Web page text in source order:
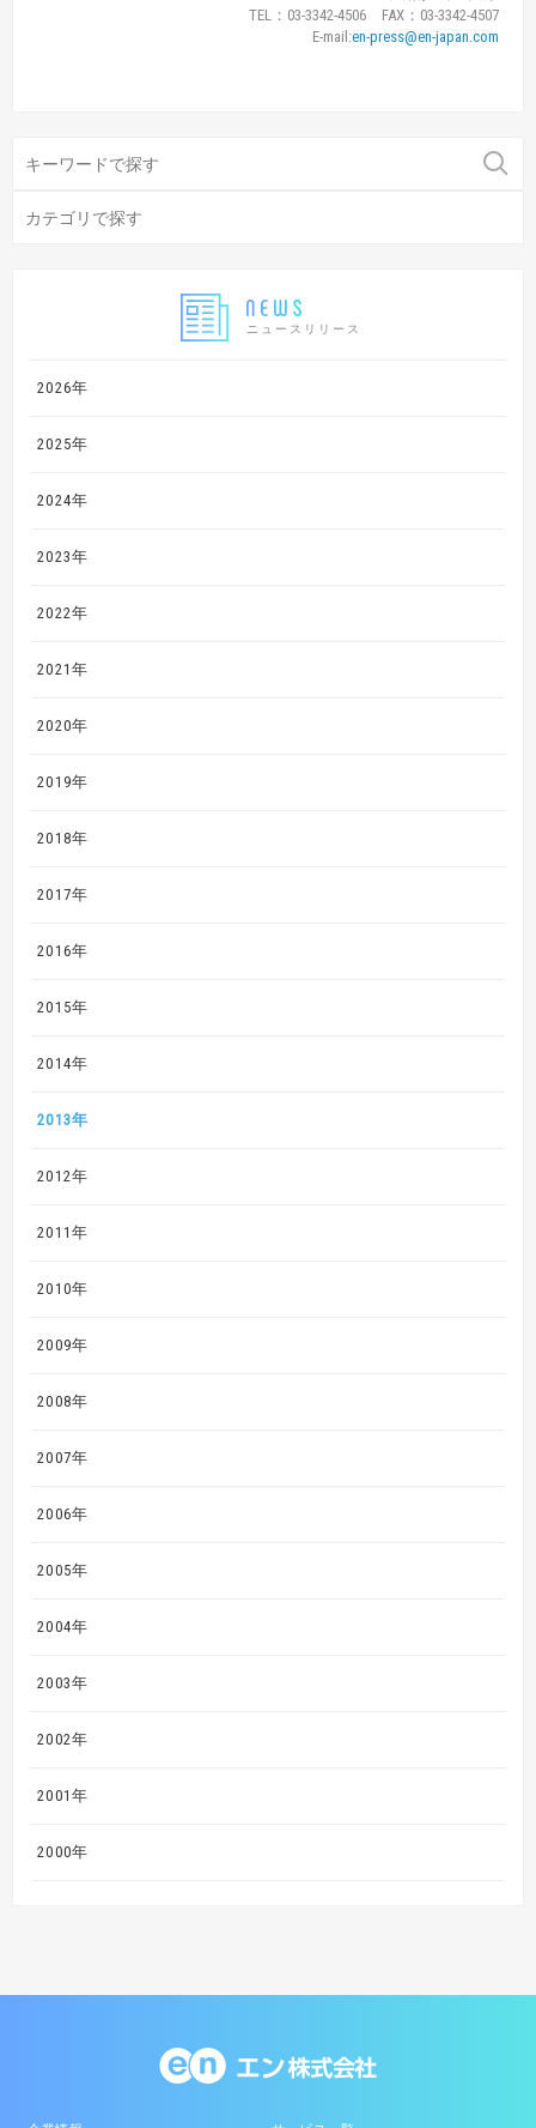
ニュースリリース
2026年
2025年
2024年
2023年
2022年
2021年
2020年
2019年
2018年
2017年
2016年
2015年
2014年
2013年
2012年
2011年
2010年
2009年
2008年
2007年
2006年
2005年
2004年
2003年
2002年
2001年
2000年
TEL：03-3342-4506 FAX：03-3342-4507
E-mail:en-press@en-japan.com